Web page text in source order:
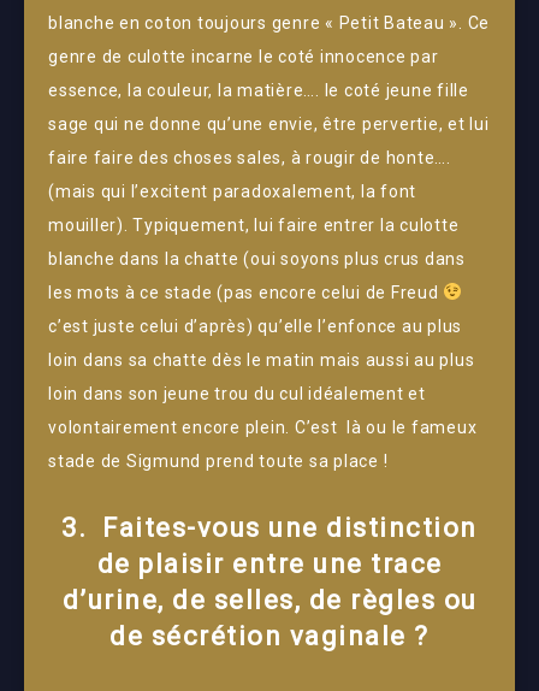
blanche en coton toujours genre « Petit Bateau ». Ce
genre de culotte incarne le coté innocence par
essence, la couleur, la matière…. le coté jeune fille
sage qui ne donne qu’une envie, être pervertie, et lui
faire faire des choses sales, à rougir de honte….
(mais qui l’excitent paradoxalement, la font
mouiller). Typiquement, lui faire entrer la culotte
blanche dans la chatte (oui soyons plus crus dans
les mots à ce stade (pas encore celui de Freud
c’est juste celui d’après) qu’elle l’enfonce au plus
loin dans sa chatte dès le matin mais aussi au plus
loin dans son jeune trou du cul idéalement et
volontairement encore plein. C’est là ou le fameux
stade de Sigmund prend toute sa place !
3. Faites-vous une distinction
de plaisir entre une trace
d’urine, de selles, de règles ou
de sécrétion vaginale ?